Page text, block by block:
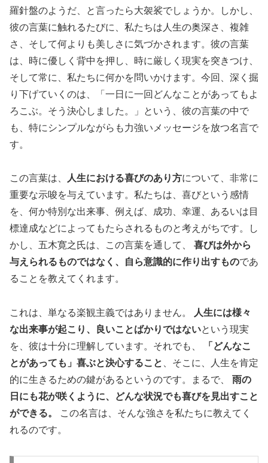
羅針盤のようだ、と言ったら大袈裟でしょうか。しかし、
彼の言葉に触れるたびに、私たちは人生の奥深さ、複雑
さ、そして何よりも美しさに気づかされます。彼の言葉
は、時に優しく背中を押し、時に厳しく現実を突きつけ、
そして常に、私たちに何かを問いかけます。今回、深く掘
り下げていくのは、「一日に一回どんなことがあってもよ
ろこぶ。そう決心しました。」という、彼の言葉の中で
も、特にシンプルながらも力強いメッセージを放つ名言で
す。
この言葉は、 人生における喜びのあり方について、非常に
重要な示唆を与えています。私たちは、喜びという感情
を、何か特別な出来事、例えば、成功、幸運、あるいは目
標達成などによってもたらされるものと考えがちです。し
かし、五木寛之氏は、この言葉を通して、 喜びは外から
与えられるものではなく、自ら意識的に作り出すものであ
ることを教えてくれます。
これは、単なる楽観主義ではありません。
人生には様々
な出来事が起こり、良いことばかりではないという現実
を、彼は十分に理解しています。それでも、
「どんなこ
とがあっても」喜ぶと決心すること
、そこに、人生を肯定
的に生きるための鍵があるというのです。まるで、 雨の
日にも花が咲くように、どんな状況でも喜びを見出すこと
ができる。
この名言は、そんな強さを私たちに教えてく
れるのです。